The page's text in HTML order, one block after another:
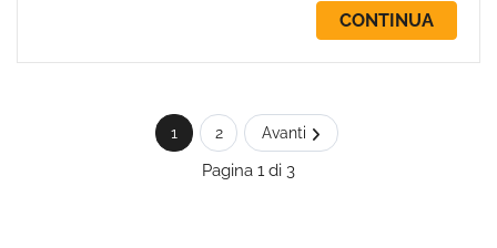
CONTINUA
1 2 Avanti
Pagina 1 di 3